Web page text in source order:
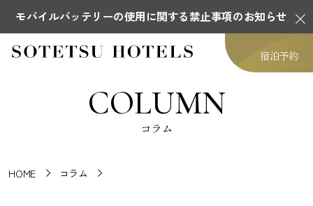
モバイルバッテリーの使用に関する禁止事項のお知らせ
宿泊予約
COLUMN
コラム
HOME コラム